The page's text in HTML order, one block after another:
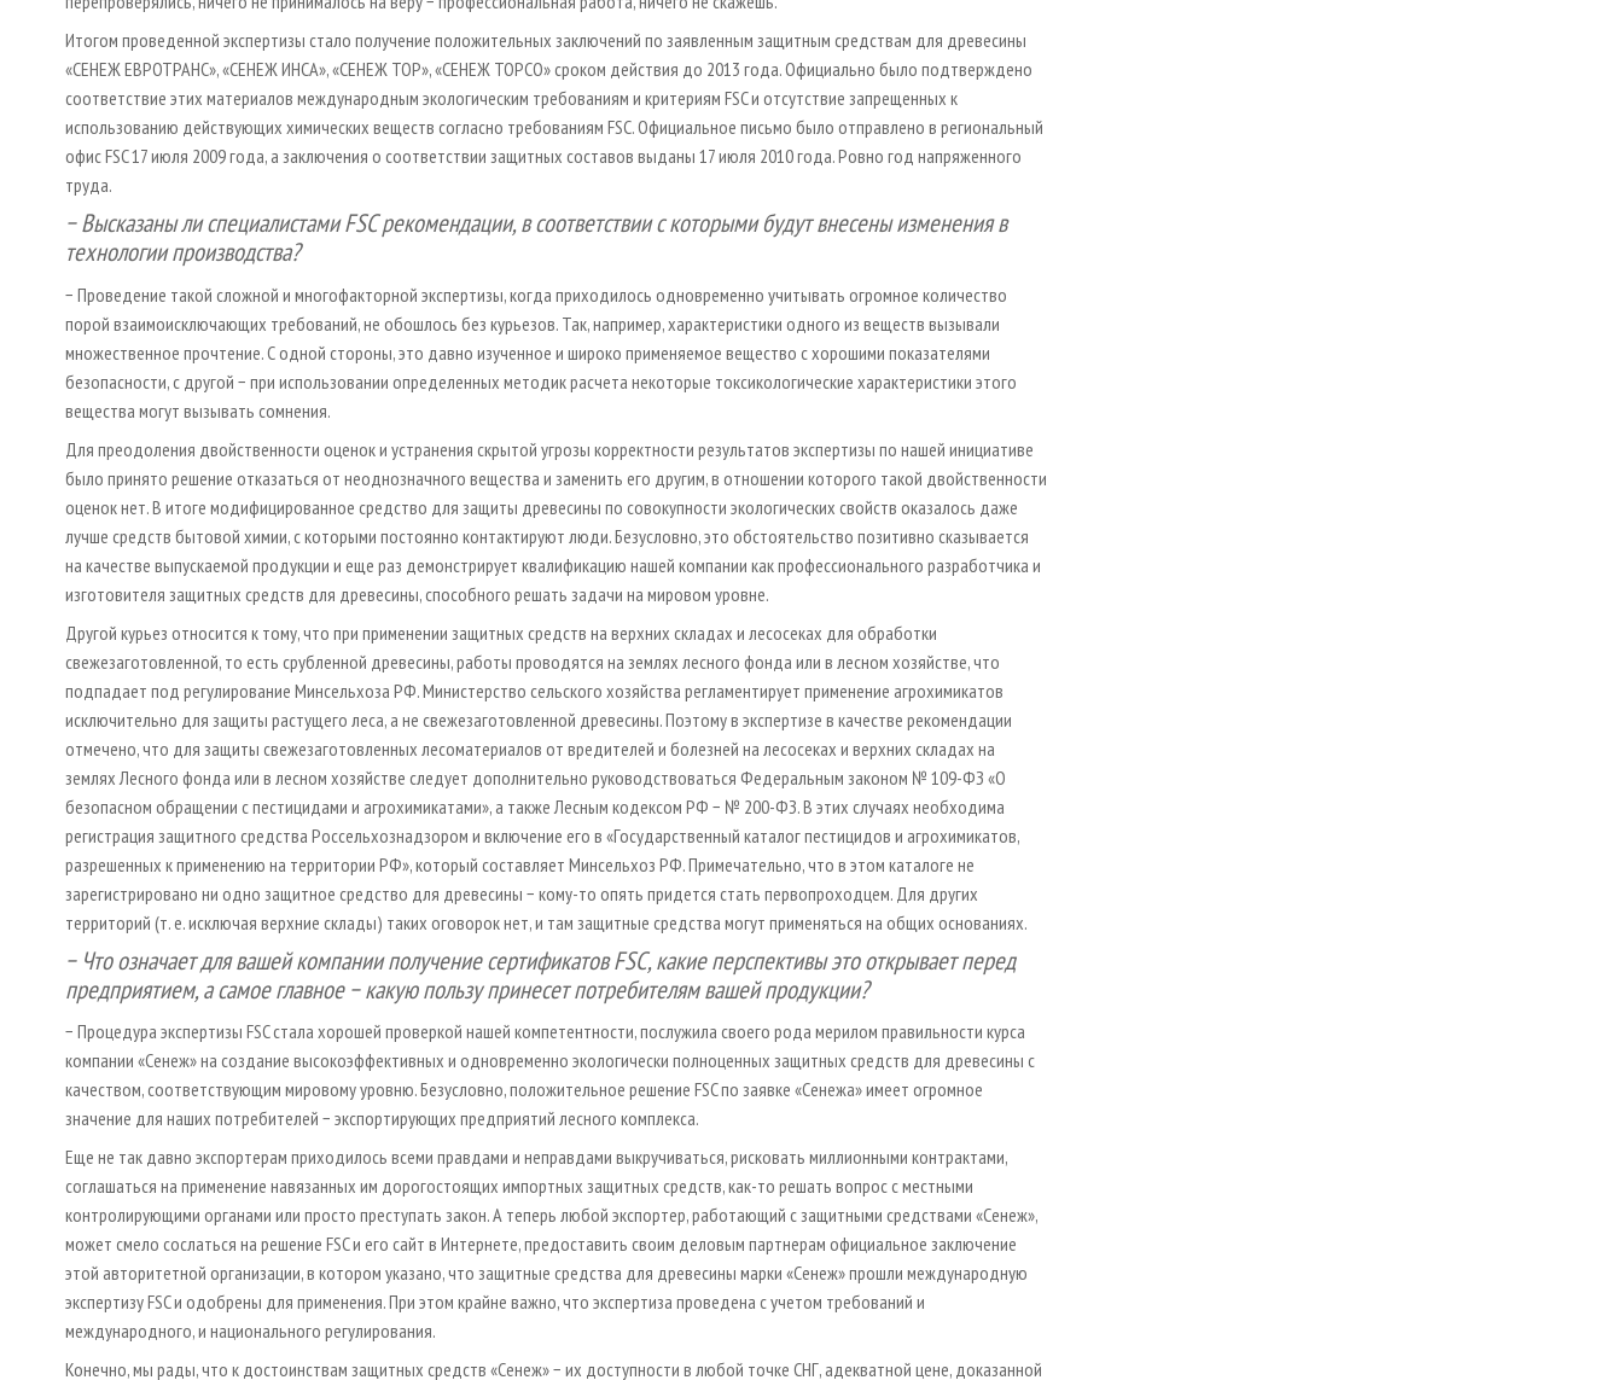
Итогом проведенной экспертизы стало получение положительных заключений по заявленным защитным средствам для древесины
«СЕНЕЖ ЕВРОТРАНС», «СЕНЕЖ ИНСА», «СЕНЕЖ ТОР», «СЕНЕЖ ТОРСО» сроком действия до 2013 года. Официально было подтверждено
соответствие этих материалов международным экологическим требованиям и критериям FSC и отсутствие запрещенных к
использованию действующих химических веществ согласно требованиям FSC. Официальное письмо было отправлено в региональный
офис FSC 17 июля 2009 года, а заключения о соответствии защитных составов выданы 17 июля 2010 года. Ровно год напряженного
труда.
− Высказаны ли специалистами FSC рекомендации, в соответствии с которыми будут внесены изменения в
технологии производства?
− Проведение такой сложной и многофакторной экспертизы, когда приходилось одновременно учитывать огромное количество
порой взаимоисключающих требований, не обошлось без курьезов. Так, например, характеристики одного из веществ вызывали
множественное прочтение. С одной стороны, это давно изученное и широко применяемое вещество с хорошими показателями
безопасности, с другой − при использовании определенных методик расчета некоторые токсикологические характеристики этого
вещества могут вызывать сомнения.
Для преодоления двойственности оценок и устранения скрытой угрозы корректности результатов экспертизы по нашей инициативе
было принято решение отказаться от неоднозначного вещества и заменить его другим, в отношении которого такой двойственности
оценок нет. В итоге модифицированное средство для защиты древесины по совокупности экологических свойств оказалось даже
лучше средств бытовой химии, с которыми постоянно контактируют люди. Безусловно, это обстоятельство позитивно сказывается
на качестве выпускаемой продукции и еще раз демонстрирует квалификацию нашей компании как профессионального разработчика и
изготовителя защитных средств для древесины, способного решать задачи на мировом уровне.
Другой курьез относится к тому, что при применении защитных средств на верхних складах и лесосеках для обработки
свежезаготовленной, то есть срубленной древесины, работы проводятся на землях лесного фонда или в лесном хозяйстве, что
подпадает под регулирование Минсельхоза РФ. Министерство сельского хозяйства регламентирует применение агрохимикатов
исключительно для защиты растущего леса, а не свежезаготовленной древесины. Поэтому в экспертизе в качестве рекомендации
отмечено, что для защиты свежезаготовленных лесоматериалов от вредителей и болезней на лесосеках и верхних складах на
землях Лесного фонда или в лесном хозяйстве следует дополнительно руководствоваться Федеральным законом № 109-ФЗ «О
безопасном обращении с пестицидами и агрохимикатами», а также Лесным кодексом РФ − № 200-ФЗ. В этих случаях необходима
регистрация защитного средства Россельхознадзором и включение его в «Государственный каталог пестицидов и агрохимикатов,
разрешенных к применению на территории РФ», который составляет Минсельхоз РФ. Примечательно, что в этом каталоге не
зарегистрировано ни одно защитное средство для древесины − кому-то опять придется стать первопроходцем. Для других
территорий (т. е. исключая верхние склады) таких оговорок нет, и там защитные средства могут применяться на общих основаниях.
− Что означает для вашей компании получение сертификатов FSC, какие перспективы это открывает перед
предприятием, а самое главное − какую пользу принесет потребителям вашей продукции?
− Процедура экспертизы FSC стала хорошей проверкой нашей компетентности, послужила своего рода мерилом правильности курса
компании «Сенеж» на создание высокоэффективных и одновременно экологически полноценных защитных средств для древесины с
качеством, соответствующим мировому уровню. Безусловно, положительное решение FSC по заявке «Сенежа» имеет огромное
значение для наших потребителей − экспортирующих предприятий лесного комплекса.
Еще не так давно экспортерам приходилось всеми правдами и неправдами выкручиваться, рисковать миллионными контрактами,
соглашаться на применение навязанных им дорогостоящих импортных защитных средств, как-то решать вопрос с местными
контролирующими органами или просто преступать закон. А теперь любой экспортер, работающий с защитными средствами «Сенеж»,
может смело сослаться на решение FSC и его сайт в Интернете, предоставить своим деловым партнерам официальное заключение
этой авторитетной организации, в котором указано, что защитные средства для древесины марки «Сенеж» прошли международную
экспертизу FSC и одобрены для применения. При этом крайне важно, что экспертиза проведена с учетом требований и
международного, и национального регулирования.
Конечно, мы рады, что к достоинствам защитных средств «Сенеж» − их доступности в любой точке СНГ, адекватной цене, доказанной